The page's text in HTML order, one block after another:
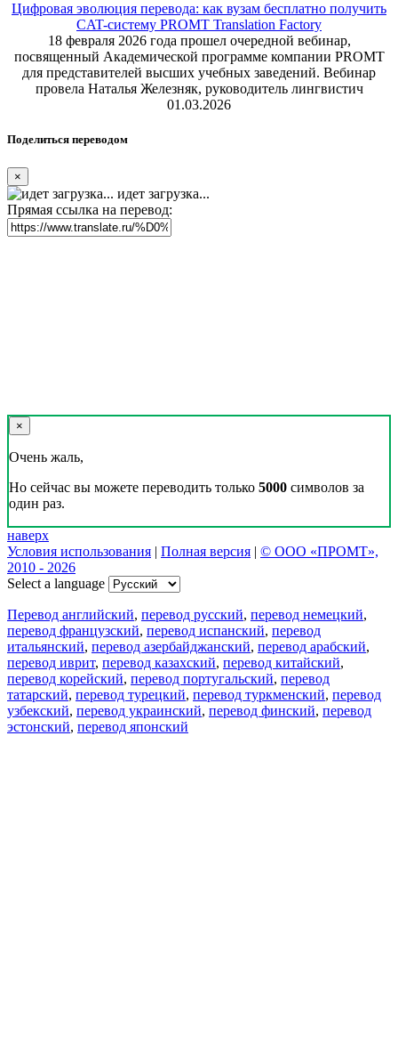
Цифровая эволюция перевода: как вузам бесплатно получить
CAT-систему PROMT Translation Factory
18 февраля 2026 года прошел очередной вебинар,
посвященный Академической программе компании PROMT
для представителей высших учебных заведений. Вебинар
провела Наталья Железняк, руководитель лингвистич
01.03.2026
Поделиться переводом
×
идет загрузка...
Прямая ссылка на перевод:
×
Очень жаль,
Но сейчас вы можете переводить только 5000 символов за
один раз.
наверх
Условия использования | Полная версия | © ООО «ПРОМТ»,
2010 - 2026
Select a language
Перевод английский, перевод русский, перевод немецкий,
перевод французский, перевод испанский, перевод
итальянский, перевод азербайджанский, перевод арабский,
перевод иврит, перевод казахский, перевод китайский,
перевод корейский, перевод португальский, перевод
татарский, перевод турецкий, перевод туркменский, перевод
узбекский, перевод украинский, перевод финский, перевод
эстонский, перевод японский